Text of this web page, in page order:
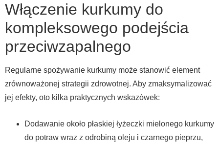
Włączenie kurkumy do
kompleksowego podejścia
przeciwzapalnego
Regularne spożywanie kurkumy może stanowić element
zrównoważonej strategii zdrowotnej. Aby zmaksymalizować
jej efekty, oto kilka praktycznych wskazówek:
Dodawanie około płaskiej łyżeczki mielonego kurkumy
do potraw wraz z odrobiną oleju i czarnego pieprzu,